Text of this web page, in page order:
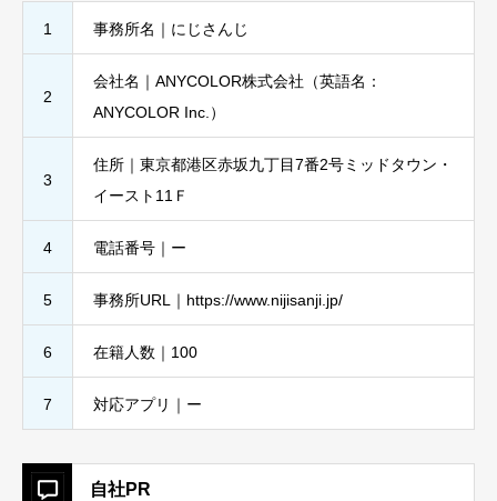
1 事務所名｜にじさんじ
2
会社名｜ANYCOLOR株式会社（英語名：
ANYCOLOR Inc.）
3
住所｜東京都港区赤坂九丁目7番2号ミッドタウン・
イースト11Ｆ
4 電話番号｜ー
5 事務所URL｜https://www.nijisanji.jp/
6 在籍人数｜100
7 対応アプリ｜ー
自社PR